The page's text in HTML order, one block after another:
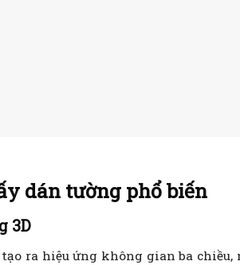
dán tường phổ biến
3D
ra hiệu ứng không gian ba